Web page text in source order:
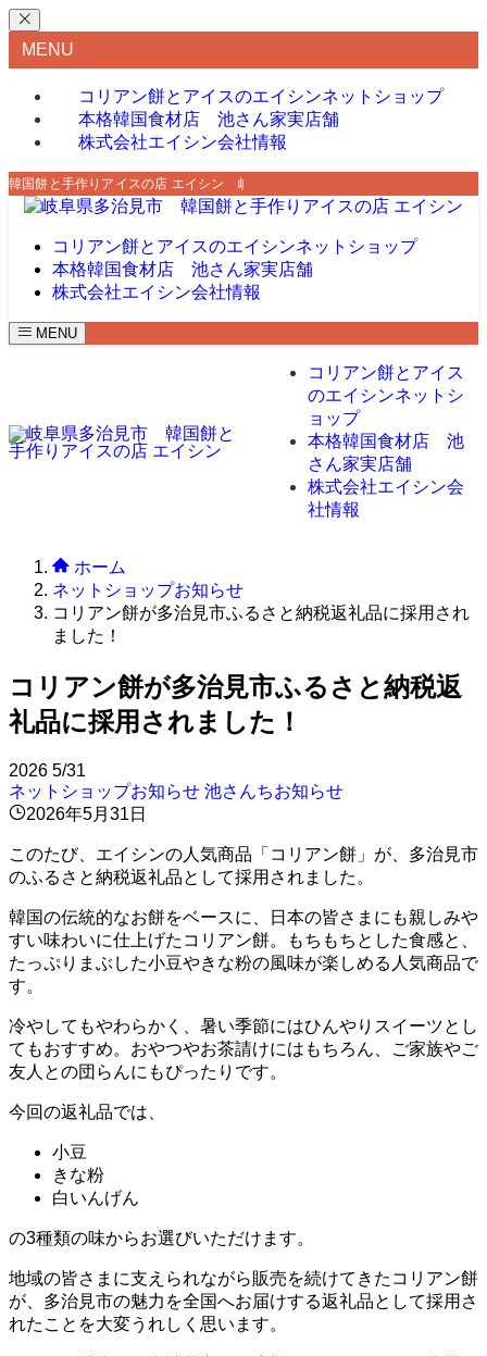
MENU
コリアン餅とアイスのエイシンネットショップ
本格韓国食材店 池さん家実店舗
株式会社エイシン会社情報
韓国餅と手作りアイスの店 エイシン 岐阜県多治見市で韓国餅を販売しており
コリアン餅とアイスのエイシンネットショップ
本格韓国食材店 池さん家実店舗
株式会社エイシン会社情報
MENU
コリアン餅とアイス
のエイシンネットシ
ョップ
本格韓国食材店 池
さん家実店舗
株式会社エイシン会
社情報
ホーム
ネットショップお知らせ
コリアン餅が多治見市ふるさと納税返礼品に採用され
ました！
コリアン餅が多治見市ふるさと納税返
礼品に採用されました！
2026 5/31
ネットショップお知らせ 池さんちお知らせ
2026年5月31日
このたび、エイシンの人気商品「コリアン餅」が、多治見市
のふるさと納税返礼品として採用されました。
韓国の伝統的なお餅をベースに、日本の皆さまにも親しみや
すい味わいに仕上げたコリアン餅。もちもちとした食感と、
たっぷりまぶした小豆やきな粉の風味が楽しめる人気商品で
す。
冷やしてもやわらかく、暑い季節にはひんやりスイーツとし
てもおすすめ。おやつやお茶請けにはもちろん、ご家族やご
友人との団らんにもぴったりです。
今回の返礼品では、
小豆
きな粉
白いんげん
の3種類の味からお選びいただけます。
地域の皆さまに支えられながら販売を続けてきたコリアン餅
が、多治見市の魅力を全国へお届けする返礼品として採用さ
れたことを大変うれしく思います。